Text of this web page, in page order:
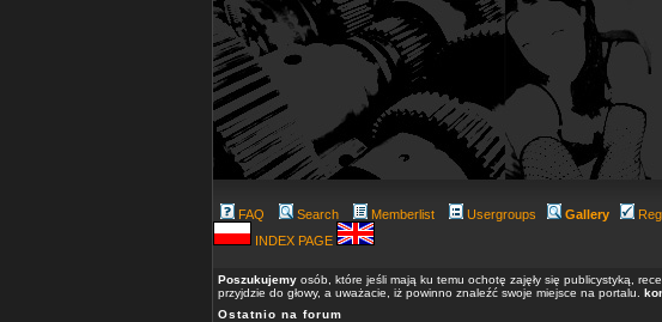
FAQ Search Memberlist Usergroups Gallery
INDEX PAGE
Poszukujemy osób, które jeśli mają ku temu ochotę zajęły się publicystyką,
przyjdzie do głowy, a uważacie, iż powinno znaleźć swoje miejsce na portalu.
Ostatnio na forum